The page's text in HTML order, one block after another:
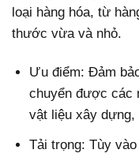
loại hàng hóa, từ
thước vừa và nhỏ.
Ưu điểm: Đảm
chuyển được các
vật liệu xây dựng,
Tải trọng: Tùy